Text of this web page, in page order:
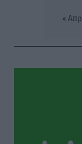
Αθλητικά• πριν
Σι Τζέι
« Απρ